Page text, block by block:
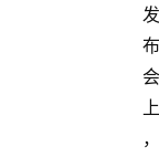
发
布
会
上
，